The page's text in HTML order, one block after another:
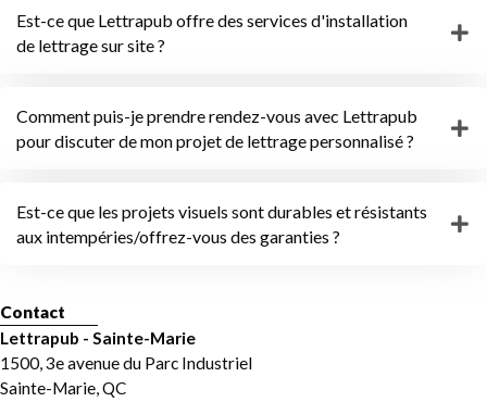
Est-ce que Lettrapub offre des services d'installation
de lettrage sur site ?
Comment puis-je prendre rendez-vous avec Lettrapub
pour discuter de mon projet de lettrage personnalisé ?
Est-ce que les projets visuels sont durables et résistants
aux intempéries/offrez-vous des garanties ?
Contact
Lettrapub - Sainte-Marie
1500, 3e avenue du Parc Industriel
Sainte-Marie, QC